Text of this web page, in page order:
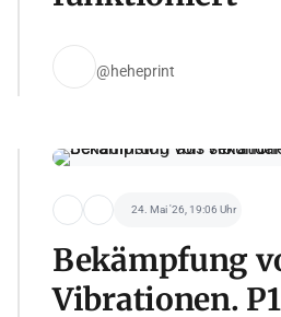
@heheprint
24. Mai '26, 19:06 Uhr
Bekämpfung
Vibrationen.